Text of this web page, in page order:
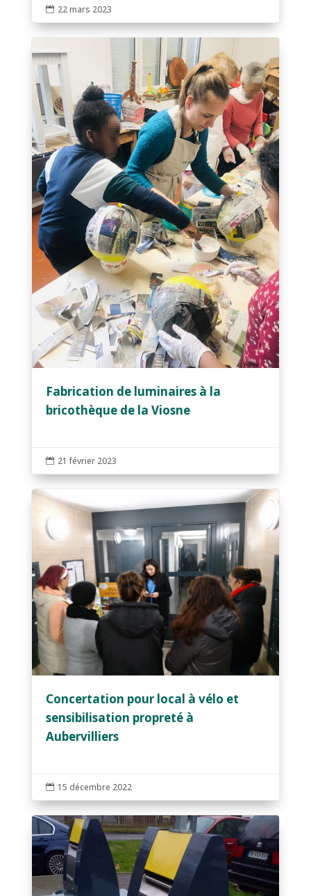
 22 mars 2023
Fabrication de luminaires à la
bricothèque de la Viosne
 21 février 2023
Concertation pour local à vélo et
sensibilisation propreté à
Aubervilliers
 15 décembre 2022